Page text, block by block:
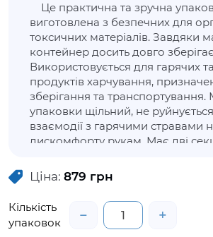
Це практична та зручна
виготовлена з безпечних для
токсичних матеріалів. Завдяки
контейнер досить довго
Використовується для гарячих
продуктів харчування,
зберігання та транспортування.
упаковки щільний, не
взаємодії з гарячими стравами
дискомфорту рукам. Має дві
елементи кріплення, що
заходять при закритті в прорізі
частині тари. Ця упаковка
служб, що спеціалізуються на
Ціна: 879 грн
Кількість
упаковок
− +